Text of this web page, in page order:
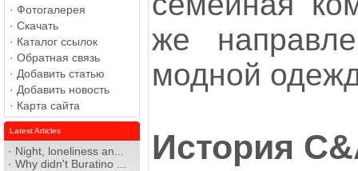
· Фотогалерея
· Скачать
· Каталог ссылок
· Обратная связь
· Добавить статью
· Добавить новость
· Карта сайта
Latest Articles
· Night, loneliness an...
· Why didn't Buratino ...
же
модной
История